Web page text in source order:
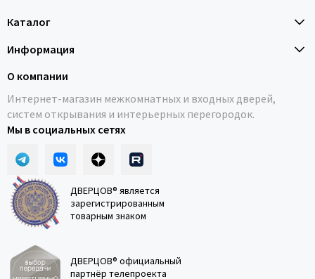
Каталог
Информация
О компании
Интернет-магазин межкомнатных и входных дверей,
систем открывания и интерьерных перегородок.
Мы в социальных сетях
ДВЕРЦОВ® является
зарегистрированным
товарным знаком
ДВЕРЦОВ® официальный
партнёр телепроекта